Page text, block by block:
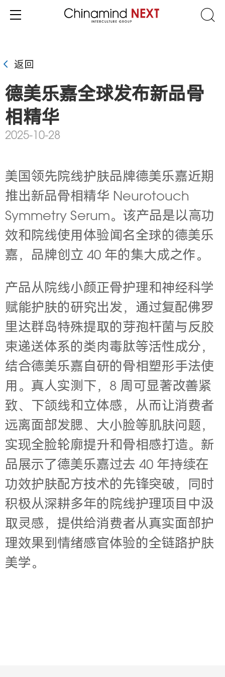
返回
德美乐嘉全球发布新品骨
相精华
2025-10-28
美国领先院线护肤品牌德美乐嘉近期
推出新品骨相精华 Neurotouch
Symmetry Serum。该产品是以高功
效和院线使用体验闻名全球的德美乐
嘉，品牌创立 40 年的集大成之作。
产品从院线小颜正骨护理和神经科学
赋能护肤的研究出发，通过复配佛罗
里达群岛特殊提取的芽孢杆菌与反胶
束递送体系的类肉毒肽等活性成分，
结合德美乐嘉自研的骨相塑形手法使
用。真人实测下，8 周可显著改善紧
致、下颌线和立体感，从而让消费者
远离面部发腮、大小脸等肌肤问题，
实现全脸轮廓提升和骨相感打造。新
品展示了德美乐嘉过去 40 年持续在
功效护肤配方技术的先锋突破，同时
积极从深耕多年的院线护理项目中汲
取灵感，提供给消费者从真实面部护
理效果到情绪感官体验的全链路护肤
美学。